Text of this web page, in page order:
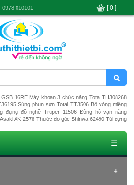
GSB 16RE Máy khoan 3 chức năng Total TH308268
Súng phun sơn Total TT3506 Bộ vòng miệng
đựng đồ nghề Truper 11506 Đồng hồ vạn năng
AK-2578 Thước đo góc Shinwa 62490 Túi đựng
☰
0978 010101 [ 0 ]